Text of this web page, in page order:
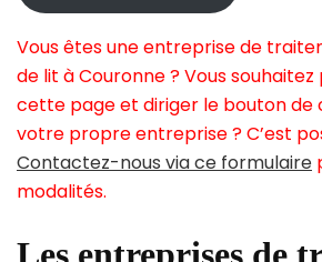
Vous êtes une entreprise de
de lit à Couronne ? Vous
cette page et diriger le bouton de
votre propre entreprise ? C’est
Contactez-nous via ce formulaire
modalités.